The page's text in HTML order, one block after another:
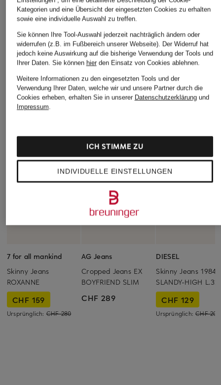
7 for all mankind
Skinny Jeans
ROXANNE
CHF 159
Ursprünglich: CHF 280
AG Jeans
Cropped Jeans EX
BOYFRIEND SLIM
CHF 289
DIESEL
Skinny Jeans 1984
SLANDY-HIGH L.32
CHF 129
Ursprünglich:CHF 209
Kategorien und eine Übersicht der eingesetzten Cookies zu erhalten
sowie eine individuelle Auswahl zu treffen.
Sie können Ihre Tool-Auswahl jederzeit nachträglich ändern oder
widerrufen (z.B. im Fußbereich unserer Webseite). Der Widerruf hat
jedoch keine Auswirkung auf die bisherige Verwendung der Tools und
Ihrer Daten. Sie können hierden Einsatz von Cookies ablehnen.
Weitere Informationen zu den eingesetzten Tools und der
Verwendung Ihrer Daten, welche wir und unsere Partner durch die
Cookies erheben, erhalten Sie in unserer Datenschutzerklärungund
Impressum.
INDIVIDUELLE EINSTELLUNGEN
ICH STIMME ZU